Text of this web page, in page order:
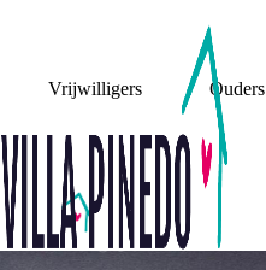
Vrijwilligers Ouders